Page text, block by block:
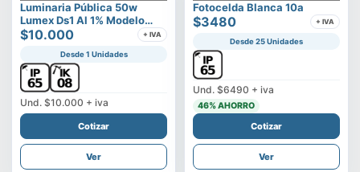
Luminaria Pública 50w
Lumex Ds1 Al 1% Modelo
Vega
$10.000 + IVA
Desde 1 Unidades
Und. $10.000 + iva
Cotizar
Ver
Fotocelda Blanca 10a
$3480 + IVA
Desde 25 Unidades
Und. $6490 + iva
46% AHORRO
Cotizar
Ver